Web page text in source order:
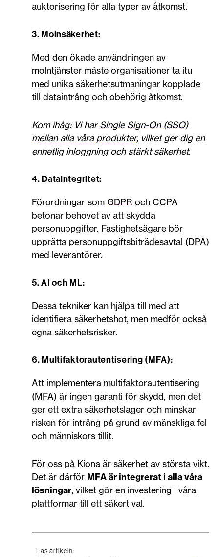
auktorisering för alla typer av åtkomst.
3. Molnsäkerhet:
Med den ökade användningen av
molntjänster måste organisationer ta itu
med unika säkerhetsutmaningar kopplade
till dataintrång och obehörig åtkomst.
Kom ihåg: Vi harSingle Sign-On (SSO)
mellan alla våra produkter, vilket ger dig en
enhetlig inloggning och stärkt säkerhet.
4. Dataintegritet:
Förordningar som GDPR och CCPA
betonar behovet av att skydda
personuppgifter. Fastighetsägare bör
upprätta personuppgiftsbiträdesavtal (DPA)
med leverantörer.
5. AI och ML:
Dessa tekniker kan hjälpa till med att
identifiera säkerhetshot, men medför också
egna säkerhetsrisker.
6. Multifaktorautentisering (MFA):
Att implementera multifaktorautentisering
(MFA) är ingen garanti för skydd, men det
ger ett extra säkerhetslager och minskar
risken för intrång på grund av mänskliga fel
och människors tillit.
För oss på Kiona är säkerhet av största vikt.
Det är därför MFA är integrerat i alla våra
lösningar, vilket gör en investering i våra
plattformar till ett säkert val.
Läs artikeln: